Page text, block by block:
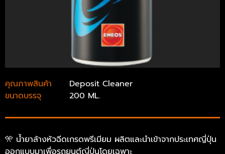
คุณภาพสินค้า
Deposit Cleaner
ขนาดบรรจุ
200 ML.
🎌 น้ำยาล้างหัวฉีดเกรดพรีเมียม ผลิตและนำเข้าจากประเทศญี่ปุ่น